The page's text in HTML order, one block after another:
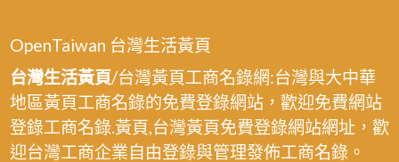
OpenTaiwan 台灣生活黃頁
台灣生活黃頁/台灣黃頁工商名錄網:台灣與大中華
地區黃頁工商名錄的免費登錄網站，歡迎免費網站
登錄工商名錄.黃頁,台灣黃頁免費登錄網站網址，歡
迎台灣工商企業自由登錄與管理發佈工商名錄。